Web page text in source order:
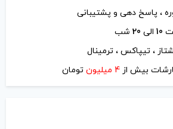
، پاسخ دهی و پشتیبانی
10 الی 20 شب
، تیپاکس ، ترمینال
بیش از 4 میلیون تومان